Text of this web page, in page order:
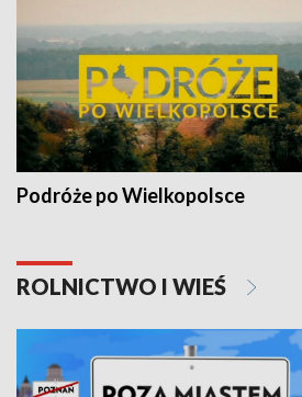
Podróże po Wielkopolsce
ROLNICTWO I WIEŚ